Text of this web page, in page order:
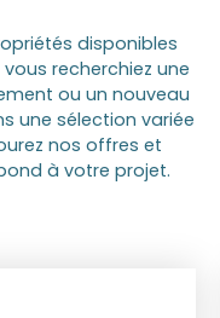
disponibles
recherchiez une
ou un nouveau
une sélection variée
nos offres et
à votre projet.